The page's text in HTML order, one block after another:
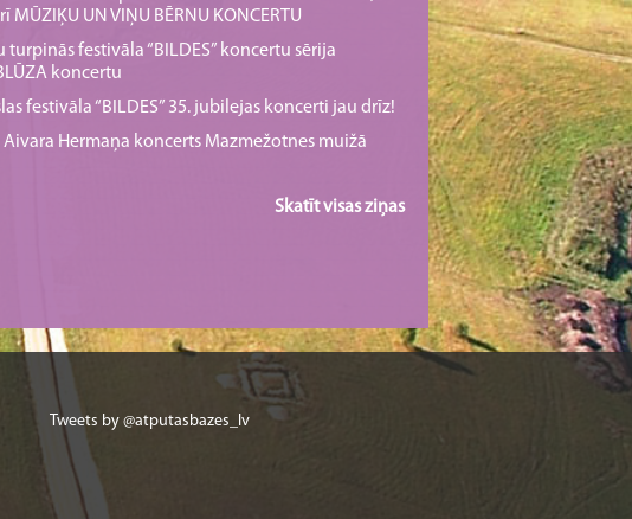
MŪZIĶU UN VIŅU BĒRNU KONCERTU
festivāla “BILDES” koncertu sērija
koncertu
festivāla “BILDES” 35. jubilejas koncerti jau drīz!
Hermaņa koncerts Mazmežotnes muižā
Skatīt visas ziņas
Tweets by @atputasbazes_lv